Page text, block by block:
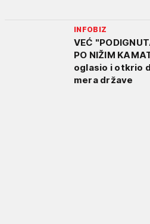
INFOBIZ
VEĆ
PO NIŽIM
oglasio i otkrio
mera države